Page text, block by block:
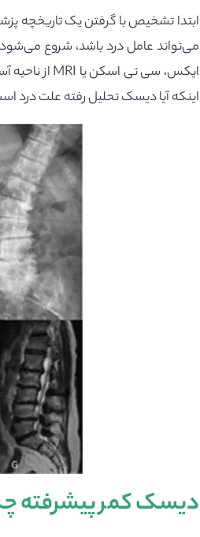
ابتدا تشخیص با گرفتن یک تاریخچه
می‌تواند عامل درد باشد، شروع
اینکه آیا دیسک تحلیل رفته علت درد
دیسک کمر پیشرفته